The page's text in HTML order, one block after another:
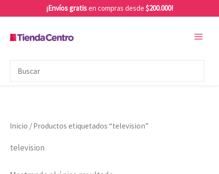
al
contenido
¡Envíos gratisen compras desde $200.000!
Inicio / Productos etiquetados “television”
television